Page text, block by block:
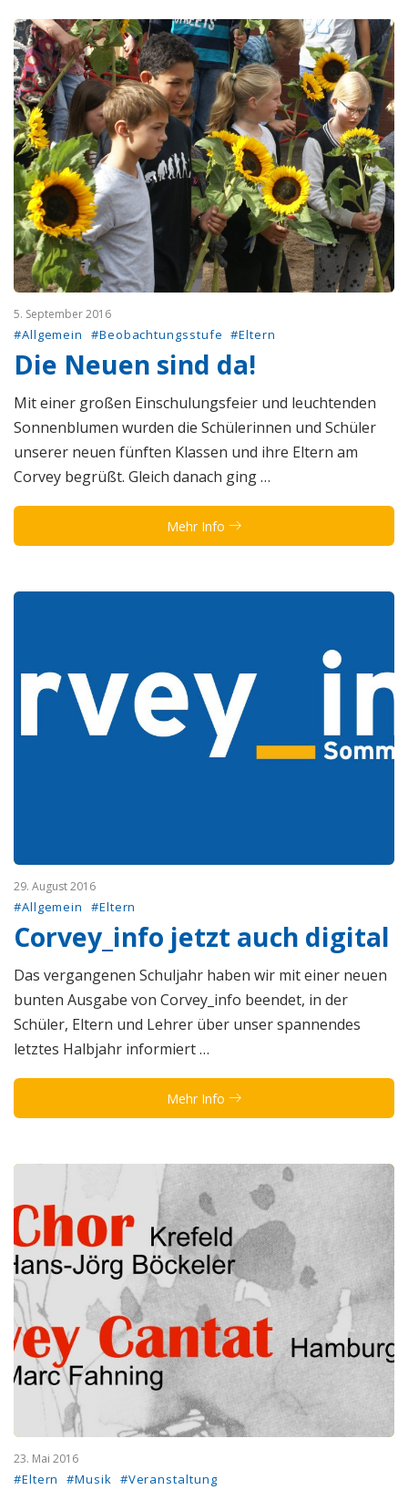
5. September 2016
#Allgemein #Beobachtungsstufe #Eltern
Die Neuen sind da!
Mit einer großen Einschulungsfeier und leuchtenden
Sonnenblumen wurden die Schülerinnen und Schüler
unserer neuen fünften Klassen und ihre Eltern am
Corvey begrüßt. Gleich danach ging …
Mehr Info
29. August 2016
#Allgemein #Eltern
Corvey_info jetzt auch digital
Das vergangenen Schuljahr haben wir mit einer neuen
bunten Ausgabe von Corvey_info beendet, in der
Schüler, Eltern und Lehrer über unser spannendes
letztes Halbjahr informiert …
Mehr Info
23. Mai 2016
#Eltern #Musik #Veranstaltung